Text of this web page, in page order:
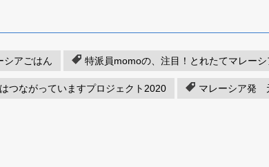
シアごはん 特派員momoの、注目！とれたてマレーシ
つながっていますプロジェクト2020 マレーシア発